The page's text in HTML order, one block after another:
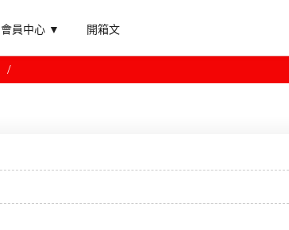
會員中心 ▼ 開箱文